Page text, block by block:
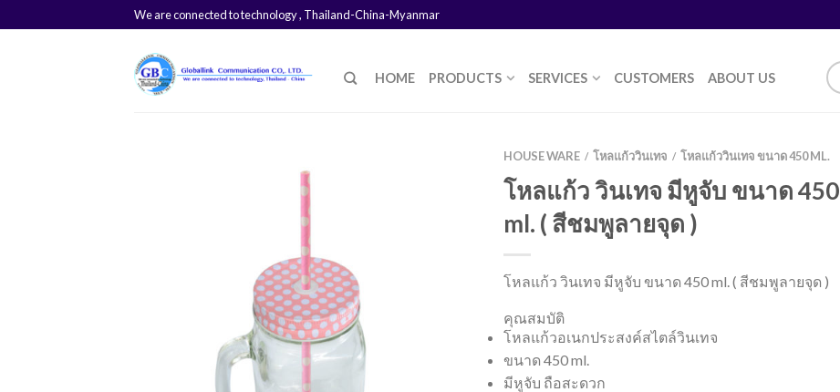
We are connected to technology , Thailand-China-Myanmar
HOME PRODUCTS SERVICES CUSTOMERS ABOUT US
HOUSE WARE / โหลแก้ววินเทจ / โหลแก้ววินเทจ ขนาด 450 ML.
โหลแก้ว วินเทจ มีหูจับ ขนาด 450
ml. ( สีชมพูลายจุด )
โหลแก้ว วินเทจ มีหูจับ ขนาด 450 ml. ( สีชมพูลายจุด )
คุณสมบัติ
โหลแก้วอเนกประสงค์สไตล์วินเทจ
ขนาด 450 ml.
มีหูจับ ถือสะดวก